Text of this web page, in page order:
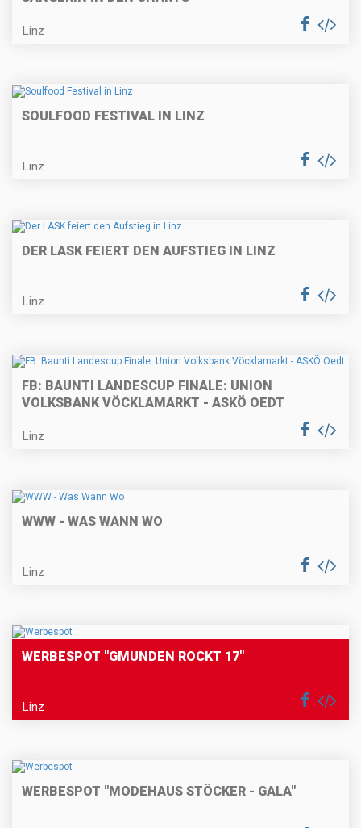
Linz
SOULFOOD FESTIVAL IN LINZ
Linz
DER LASK FEIERT DEN AUFSTIEG IN LINZ
Linz
FB: BAUNTI LANDESCUP FINALE: UNION
VOLKSBANK VÖCKLAMARKT - ASKÖ OEDT
Linz
WWW - WAS WANN WO
Linz
WERBESPOT "GMUNDEN ROCKT 17"
Linz
WERBESPOT "MODEHAUS STÖCKER - GALA"